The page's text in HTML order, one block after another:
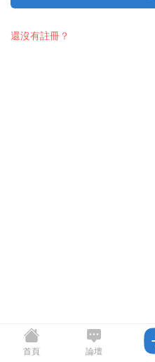
還沒有註冊？
首頁 論壇